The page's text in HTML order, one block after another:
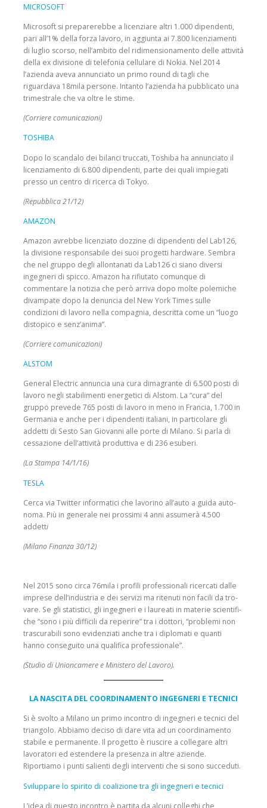
MICROSOFT
Microsoft si preparerebbe a licenziare altri 1.000 dipendenti,
pari all’1% della forza lavoro, in aggiunta ai 7.800 licenziamenti
di luglio scorso, nell’ambito del ridimensionamento delle attività
della ex divisione di telefonia cellulare di Nokia. Nel 2014
l’azienda aveva annunciato un primo round di tagli che
riguardava 18mila persone. Intanto l’azienda ha pubblicato una
trimestrale che va oltre le stime.
(Corriere comunicazioni)
TOSHIBA
Dopo lo scandalo dei bilanci truccati, Toshiba ha annunciato il
licenziamento di 6.800 dipendenti, parte dei quali impiegati
presso un centro di ricerca di Tokyo.
(Repubblica 21/12)
AMAZON
Amazon avrebbe licenziato dozzine di dipendenti del Lab126,
la divisione responsabile dei suoi progetti hardware. Sembra
che nel gruppo degli allontanati da Lab126 ci siano diversi
ingegneri di spicco. Amazon ha rifiutato comunque di
commentare la notizia che però arriva dopo molte polemiche
divampate dopo la denun­cia del New York Times sulle
condizioni di lavoro nella compagnia, descritta come un “luogo
distopico e senz’anima”.
(Corriere comunicazioni)
ALSTOM
General Electric annuncia una cura dimagrante di 6.500 posti di
lavoro negli stabilimenti energetici di Alstom. La “cura” del
gruppo prevede 765 posti di lavoro in meno in Francia, 1.700 in
Germania e anche per i dipendenti italiani, in particolare gli
addetti di Sesto San Giovanni alle porte di Milano. Si parla di
ces­sazione dell’attività produttiva e di 236 esuberi.
(La Stampa 14/1/16)
TESLA
Cerca via Twitter informatici che lavorino all’auto a guida auto­
noma. Più in generale nei prossimi 4 anni assumerà 4.500
addetti
(Milano Finanza 30/12)
Nel 2015 sono circa 76mila i profili professionali ricercati dalle
imprese dell’industria e dei servizi ma ritenuti non facili da tro­
vare. Se gli statistici, gli ingegneri e i laureati in materie scientifi­
che “sono i più difficili da reperire” tra i dottori, “problemi non
trascurabili sono evidenziati anche tra i diplomati e quanti
hanno conseguito una qualifica professionale”.
(Studio di Unioncamere e Ministero del Lavoro).
LA NASCITA DEL COORDINAMENTO INGEGNERI E TECNICI
Si è svolto a Milano un primo incontro di ingegneri e tecnici del
triangolo. Abbiamo deciso di dare vita ad un coordinamento
stabile e permanente. Il progetto è riuscire a collegare altri
lavoratori ed estendere la presenza in altre aziende.
Riportiamo i punti salienti degli interventi che si sono succeduti.
Sviluppare lo spirito di coalizione tra gli ingegneri e tecnici
L’idea di questo incontro è partita da alcuni colleghi che